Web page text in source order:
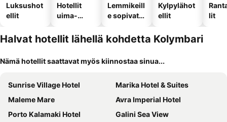
Luksushot
ellit
Hotellit
uima-
Lemmikeill
e sopivat
Kylpylähot
ellit
lit
Halvat hotellit lähellä kohdetta Kolymbari
Nämä hotellit saattavat myös kiinnostaa sinua...
Sunrise Village Hotel
Marika Hotel & Suites
Maleme Mare
Avra Imperial Hotel
Porto Kalamaki Hotel
Galini Sea View